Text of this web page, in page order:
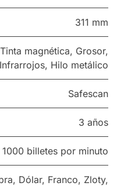
311 mm
Tinta magnética, Grosor,
Infrarrojos, Hilo metálico
Safescan
3 años
1000 billetes por minuto
, Dólar, Franco, Zloty,